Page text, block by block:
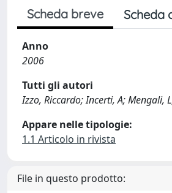
Scheda breve Scheda
Anno
2006
Tutti gli autori
Izzo, Riccardo; Incerti, A; Mengali,
Appare nelle tipologie:
1.1 Articolo in rivista
File in questo prodotto: